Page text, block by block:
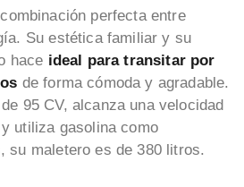
perfecta entre
Su estética familiar y su
hace ideal para transitar por
de forma cómoda y agradable.
95 CV, alcanza una velocidad
utiliza gasolina como
su maletero es de 380 litros.